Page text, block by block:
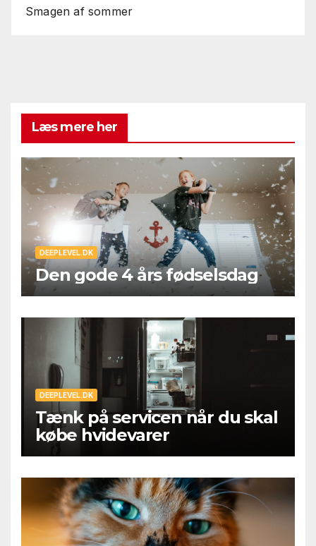
Smagen af sommer
Læs mere her
DEEPLEVEL.DK
Den gode 4 års fødselsdag
DEEPLEVEL.DK
Tænk på servicen når du skal
købe hvidevarer